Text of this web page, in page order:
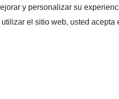
y personalizar su
el sitio web, usted